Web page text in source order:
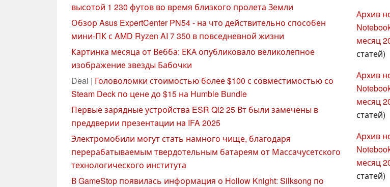
высотой 1 230 футов во время близкого пролета Земли
Обзор Asus ExpertCenter PN54 - на что действительно способен
мини-ПК с AMD Ryzen AI 7 350 в повседневной жизни
Картинка месяца от Вебба: ЕКА опубликовало великолепное
изображение звезды Бабочки
Deal | Головоломки стоимостью более $100 с совместимостью со
Steam Deck по цене до $15 на Humble Bundle
Первые зарядные устройства ESR Qi2 25 Вт были замечены в
преддверии презентации на IFA 2025
Электромобили могут стать намного чище, благодаря
перерабатываемым твердотельным батареям от Массачусетского
технологического института
В GameStop появилась информация о Hollow Knight: Silksong по
Архив
месяц
статей)
Архив
месяц
статей)
Архив
месяц
статей)